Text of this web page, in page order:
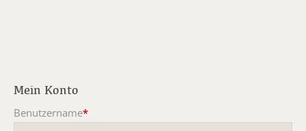
Mein Konto
Benutzername*